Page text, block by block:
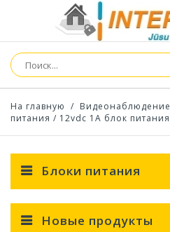
На главную / Видеонаблюдение
питания / 12vdc 1A блок питания
Блоки питания
Новые продукты